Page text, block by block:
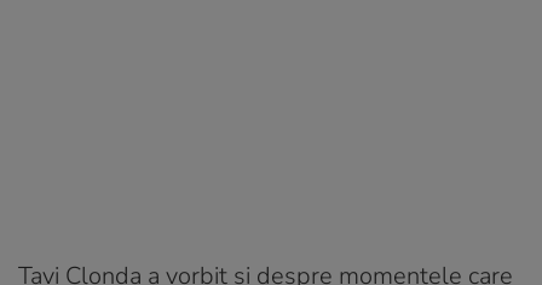
Tavi Clonda a vorbit și despre momentele care